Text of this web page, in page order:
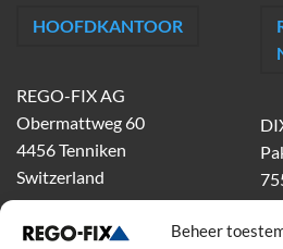
Beheer
HOOFDKANTOOR
REGO-FIX AG
Obermattweg 60
4456 Tenniken
Switzerland